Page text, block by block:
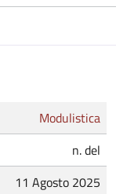
Modulistica
n. del
11 Agosto 2025